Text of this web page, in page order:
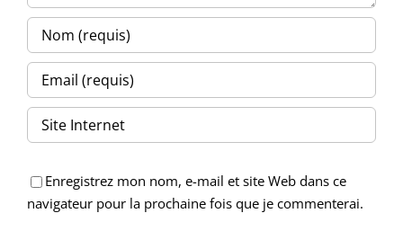
Enregistrez mon nom, e-mail et site Web dans ce
navigateur pour la prochaine fois que je commenterai.